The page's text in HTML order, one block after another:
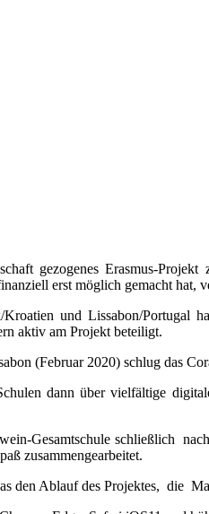
gezogenes Erasmus-
erst möglich gemacht hat,
und Lissabon/
aktiv am Projekt beteiligt.
(Februar 2020) schlug das
dann über vielfältige
Gesamtschule schließlich
zusammengearbeitet.
den Ablauf des Projektes, die